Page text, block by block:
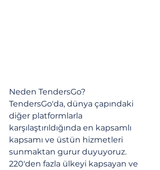
Neden TendersGo?
TendersGo'da, dünya çapındaki
diğer platformlarla
karşılaştırıldığında en kapsamlı
kapsamı ve üstün hizmetleri
sunmaktan gurur duyuyoruz.
220'den fazla ülkeyi kapsayan ve